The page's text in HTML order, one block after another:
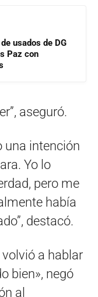
usados de DG
Paz con
aseguró.
una intención
Yo lo
pero me
había
destacó.
volvió a hablar
bien», negó
al